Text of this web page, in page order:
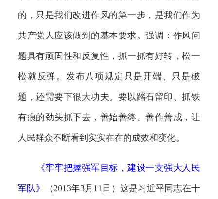
的，只是我们改进作风的第一步，是我们作为
共产党人应该做到的基本要求。强调：作风问
题具有顽固性和反复性，抓一抓有好转，松一
松就反弹。发布八项规定只是开端、只是破
题，还需要下很大功夫。要以踏石留印、抓铁
有痕的劲头抓下去，善始善终、善作善成，让
人民群众不断看到实实在在的成效和变化。
《牢牢把握强军目标，建设一支强大人民
军队 》 （2013年3月11日）这是习近平同志在十